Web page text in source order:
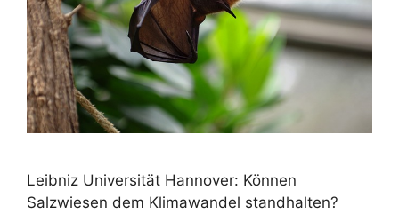
Leibniz Universität Hannover: Können
Salzwiesen dem Klimawandel standhalten?